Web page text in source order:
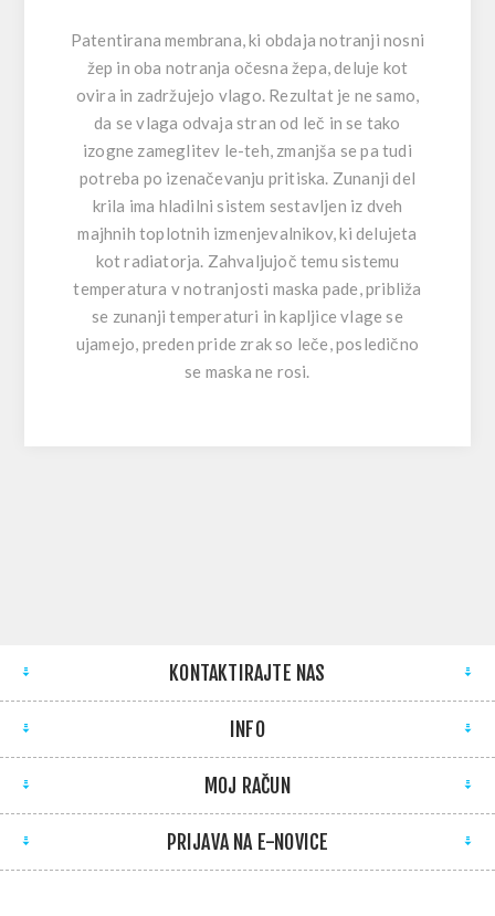
Patentirana membrana, ki obdaja notranji nosni
žep in oba notranja očesna žepa, deluje kot
ovira in zadržujejo vlago. Rezultat je ne samo,
da se vlaga odvaja stran od leč in se tako
izogne zameglitev le-teh, zmanjša se pa tudi
potreba po izenačevanju pritiska. Zunanji del
krila ima hladilni sistem sestavljen iz dveh
majhnih toplotnih izmenjevalnikov, ki delujeta
kot radiatorja. Zahvaljujoč temu sistemu
temperatura v notranjosti maska pade, približa
se zunanji temperaturi in kapljice vlage se
ujamejo, preden pride zrak so leče, posledično
se maska ne rosi.
KONTAKTIRAJTE NAS
INFO
MOJ RAČUN
PRIJAVA NA E-NOVICE